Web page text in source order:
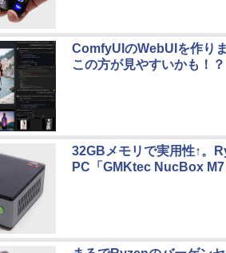
ComfyUIのWebUIを作り
この方が見やすいかも！？
32GBメモリで実用性↑。
PC「GMKtec NucBox M7